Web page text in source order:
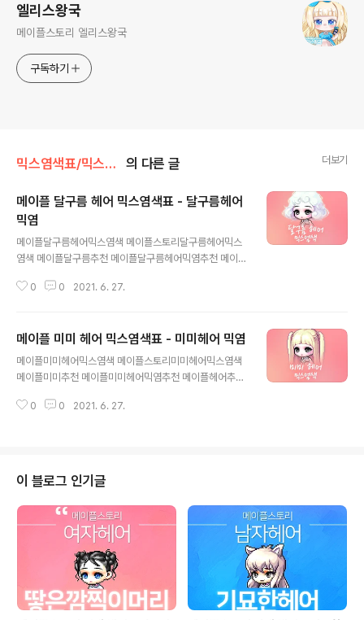
엘리스왕국
메이플스토리 엘리스왕국
구독하기
믹스염색표/믹스염색(여) 의 다른 글 더보기
메이플 달구름 헤어 믹스염색표 - 달구름헤어
믹염
메이플달구름헤어믹스염색 메이플스토리달구름헤어믹스
염색 메이플달구름추천 메이플달구름헤어믹염추천 메이플
이플달구름믹스염색표 표 달구름믹염 달구름헤어믹염 달
구름헤어 메이플시달구름믹염 메이플스토리달구름믹스염
색 메이플스토리 메이플 엘리스왕국 페어리브로헤어 메이
플페어리브로헤어종류 메이플페어리브로달구름 메이플페
0 0 2021. 6. 27.
메이플 미미 헤어 믹스염색표 - 미미헤어 믹염
메이플미미헤어믹스염색 메이플스토리미미헤어믹스염색
메이플미미추천 메이플미미헤어믹염추천 메이플헤어추천
스염색표 메이플미미헤어믹스염색표
0 0 2021. 6. 27.
이 블로그 인기글